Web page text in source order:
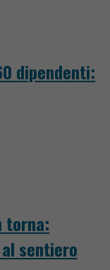
dipendenti:
torna:
sentiero